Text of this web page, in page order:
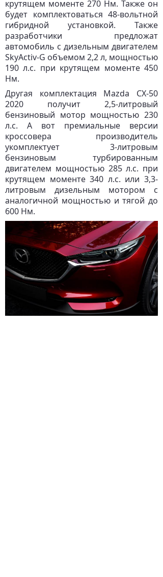
крутящем моменте 270 Нм. Также он
будет комплектоваться 48-вольтной
гибридной установкой. Также
разработчики предложат
автомобиль с дизельным двигателем
SkyActiv-G объемом 2,2 л, мощностью
190 л.с. при крутящем моменте 450
Нм.
Другая комплектация Mazda CX-50
2020 получит 2,5-литровый
бензиновый мотор мощностью 230
л.с. А вот премиальные версии
кроссовера производитель
укомплектует 3-литровым
бензиновым турбированным
двигателем мощностью 285 л.с. при
крутящем моменте 340 л.с. или 3,3-
литровым дизельным мотором с
аналогичной мощностью и тягой до
600 Нм.